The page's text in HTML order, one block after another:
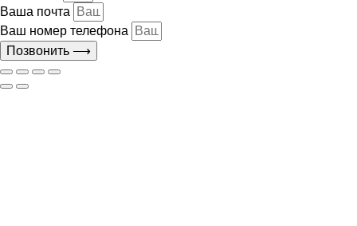
Ваша почта
Ваш номер телефона
Позвонить ⟶